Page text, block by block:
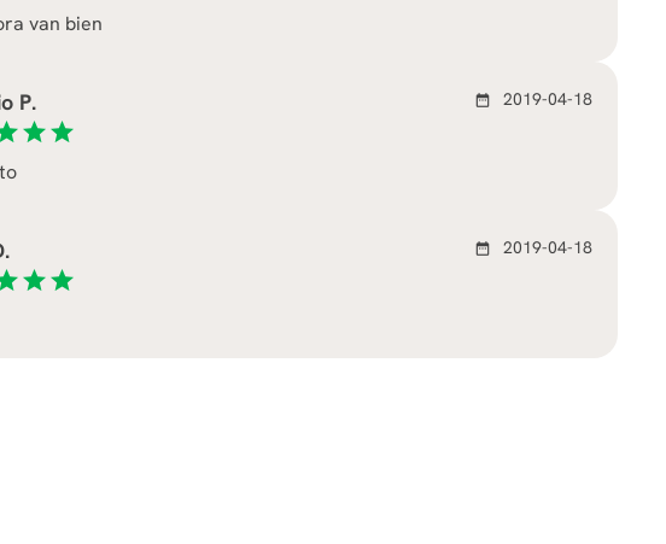
van bien
P.
starstar
date_range 2019-04-18
starstar
date_range 2019-04-18